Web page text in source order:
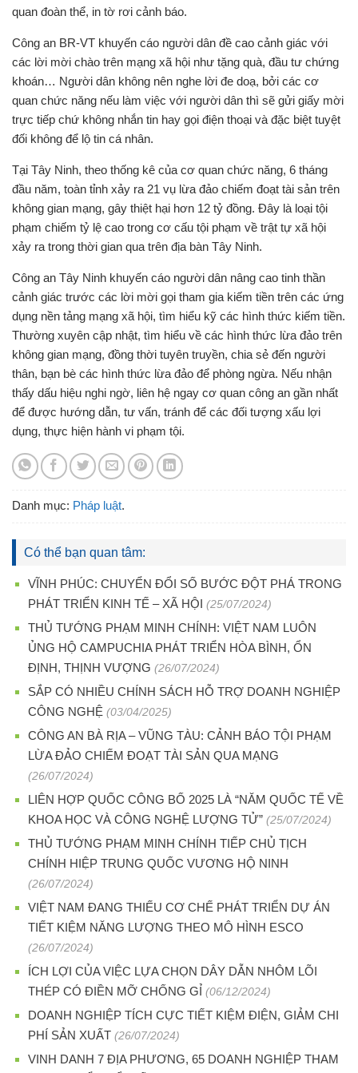
quan đoàn thể, in tờ rơi cảnh báo.
Công an BR-VT khuyến cáo người dân đề cao cảnh giác với
các lời mời chào trên mạng xã hội như tặng quà, đầu tư chứng
khoán… Người dân không nên nghe lời đe doạ, bởi các cơ
quan chức năng nếu làm việc với người dân thì sẽ gửi giấy mời
trực tiếp chứ không nhắn tin hay gọi điện thoại và đặc biệt tuyệt
đối không để lộ tin cá nhân.
Tại Tây Ninh, theo thống kê của cơ quan chức năng, 6 tháng
đầu năm, toàn tỉnh xảy ra 21 vụ lừa đảo chiếm đoạt tài sản trên
không gian mạng, gây thiệt hại hơn 12 tỷ đồng. Đây là loại tội
phạm chiếm tỷ lệ cao trong cơ cấu tội phạm về trật tự xã hội
xảy ra trong thời gian qua trên địa bàn Tây Ninh.
Công an Tây Ninh khuyến cáo người dân nâng cao tinh thần
cảnh giác trước các lời mời gọi tham gia kiếm tiền trên các ứng
dụng nền tảng mạng xã hội, tìm hiểu kỹ các hình thức kiếm tiền.
Thường xuyên cập nhật, tìm hiểu về các hình thức lừa đảo trên
không gian mạng, đồng thời tuyên truyền, chia sẻ đến người
thân, bạn bè các hình thức lừa đảo để phòng ngừa. Nếu nhận
thấy dấu hiệu nghi ngờ, liên hệ ngay cơ quan công an gần nhất
để được hướng dẫn, tư vấn, tránh để các đối tượng xấu lợi
dụng, thực hiện hành vi phạm tội.
Danh mục: Pháp luật.
Có thể bạn quan tâm:
VĨNH PHÚC: CHUYỂN ĐỔI SỐ BƯỚC ĐỘT PHÁ TRONG
PHÁT TRIỂN KINH TẾ – XÃ HỘI (25/07/2024)
THỦ TƯỚNG PHẠM MINH CHÍNH: VIỆT NAM LUÔN
ỦNG HỘ CAMPUCHIA PHÁT TRIỂN HÒA BÌNH, ỔN
ĐỊNH, THỊNH VƯỢNG (26/07/2024)
SẮP CÓ NHIỀU CHÍNH SÁCH HỖ TRỢ DOANH NGHIỆP
CÔNG NGHỆ (03/04/2025)
CÔNG AN BÀ RỊA – VŨNG TÀU: CẢNH BÁO TỘI PHẠM
LỪA ĐẢO CHIẾM ĐOẠT TÀI SẢN QUA MẠNG
(26/07/2024)
LIÊN HỢP QUỐC CÔNG BỐ 2025 LÀ “NĂM QUỐC TẾ VỀ
KHOA HỌC VÀ CÔNG NGHỆ LƯỢNG TỬ” (25/07/2024)
THỦ TƯỚNG PHẠM MINH CHÍNH TIẾP CHỦ TỊCH
CHÍNH HIỆP TRUNG QUỐC VƯƠNG HỘ NINH
(26/07/2024)
VIỆT NAM ĐANG THIẾU CƠ CHẾ PHÁT TRIỂN DỰ ÁN
TIẾT KIỆM NĂNG LƯỢNG THEO MÔ HÌNH ESCO
(26/07/2024)
ÍCH LỢI CỦA VIỆC LỰA CHỌN DÂY DẪN NHÔM LÕI
THÉP CÓ ĐIỀN MỠ CHỐNG GỈ (06/12/2024)
DOANH NGHIỆP TÍCH CỰC TIẾT KIỆM ĐIỆN, GIẢM CHI
PHÍ SẢN XUẤT (26/07/2024)
VINH DANH 7 ĐỊA PHƯƠNG, 65 DOANH NGHIỆP THAM